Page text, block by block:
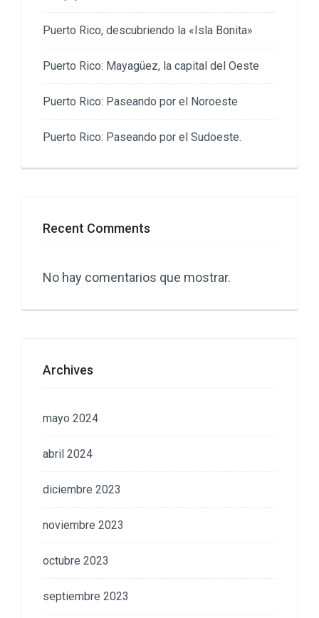
Puerto Rico, descubriendo la «Isla Bonita»
Puerto Rico: Mayagüez, la capital del Oeste
Puerto Rico: Paseando por el Noroeste
Puerto Rico: Paseando por el Sudoeste.
Recent Comments
No hay comentarios que mostrar.
Archives
mayo 2024
abril 2024
diciembre 2023
noviembre 2023
octubre 2023
septiembre 2023